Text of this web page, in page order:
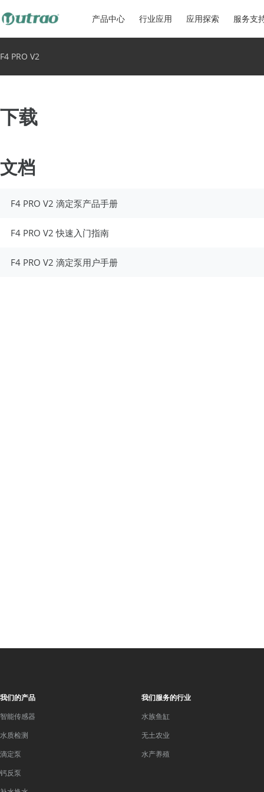
产品中心 行业应用 应用探索 服务支
F4 PRO V2
下载
文档
F4 PRO V2 滴定泵产品手册
F4 PRO V2 快速入门指南
F4 PRO V2 滴定泵用户手册
我们的产品
智能传感器
水质检测
滴定泵
钙反泵
我们服务的行业
水族鱼缸
无土农业
水产养殖